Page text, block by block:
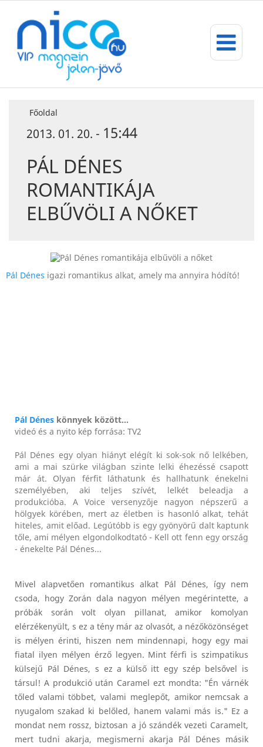
Főoldal
2013. 01. 20. - 15:44
PÁL DÉNES
ROMANTIKÁJA
ELBŰVÖLI A NŐKET
Pál Dénes igazi romantikus alkat, amely ma annyira hódító!
Pál Dénes könnyek között...
videó és a nyito kép forrása: TV2
Pál Dénes egy olyan hiányt elégít ki sok-sok nő lelkében,
ami a mai szürke világban szinte lelki éhezéssé csapott
már át. Olyan férfit láthatunk és hallhatunk énekelni
személyében, aki teljes szívét, lelkét beleadja a
produkcióba. A Voice versenyzője nagyon népszerű a
hölgyek körében, mert az életben is hasonló alkat, tehát
hiteles, amit előad. Legútóbb is egy gyönyörű dalt kaptunk
tőle, ami mélyen elgondolkodtató - Kell ott fenn egy ország
- énekelte Pál Dénes...
Mivel alapvetően romantikus alkat Pál Dénes, így nem
csoda, hogy Zorán dala nagyon mélyen megérintette, a
próbák során volt olyan pillanat, amikor komolyan
elérzékenyült, s ez a tény már az olvasót, a nézőközönséget
is mélyen érinti, hiszen nem mindennapi, hogy egy mai
fiatal ilyen mélyen érző legyen. Mint férfi is szimpatikus
külsejű Pál Dénes, s ez a külső itt egy szép belsővel is
társul! A produkció után Caramel ezt mondta: "Én várnék
tőled valami többet, valami meglepőt, amikor nemcsak a
nyugalom szakad ki belőled, hanem valami más is." Ez a
mondat nem rossz, biztosan a jó szándék vezeti Caramelt,
mert tudni akarja, megismerni akarja Pál Dénes másik